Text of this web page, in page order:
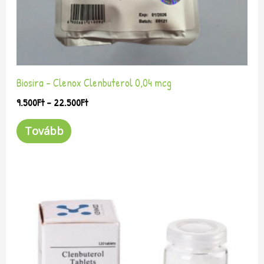
Biosira – Clenox Clenbuterol 0,04 mcg
9.500Ft – 22.500Ft
Tovább
választhatók
ki
-
22.500Ft
a
terméknek
variációja